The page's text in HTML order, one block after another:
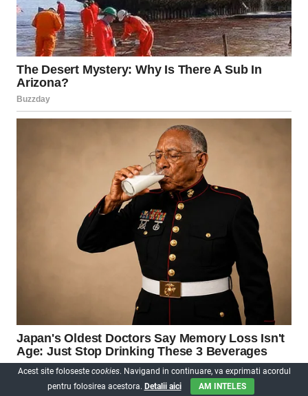
Acest site foloseste cookies. Navigand in continuare, va exprimati acordul
pentru folosirea acestora. Detalii aici AM INTELES